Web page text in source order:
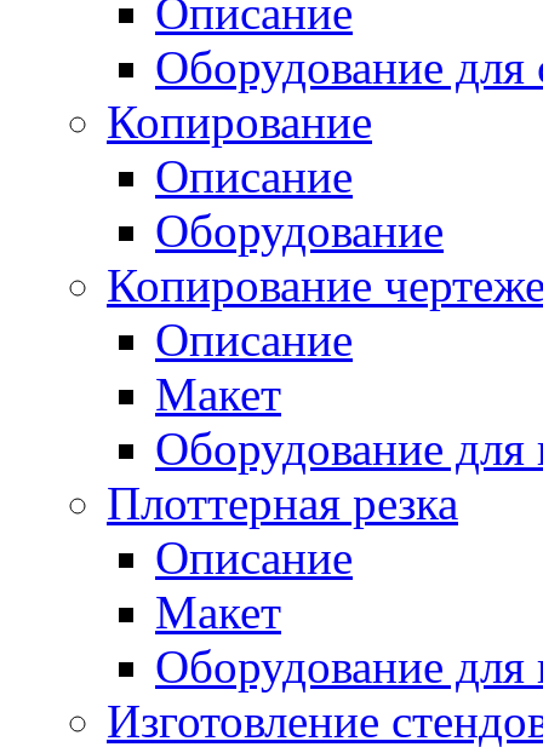
Описание
Оборудование для
Копирование
Описание
Оборудование
Копирование
Описание
Макет
Оборудование для
Плоттерная резка
Описание
Макет
Оборудование для
Изготовление